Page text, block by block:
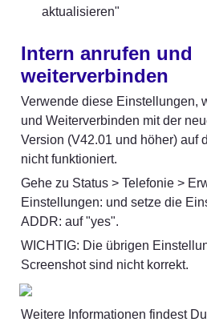
aktualisieren"
Intern anrufen und
weiterverbinden
Verwende diese Einstellungen,
und Weiterverbinden mit der
Version (V42.01 und höher) auf
nicht funktioniert.
Gehe zu Status > Telefonie >
Einstellungen: und setze die
ADDR: auf "yes".
WICHTIG: Die übrigen
Screenshot sind nicht korrekt.
Weitere Informationen findest